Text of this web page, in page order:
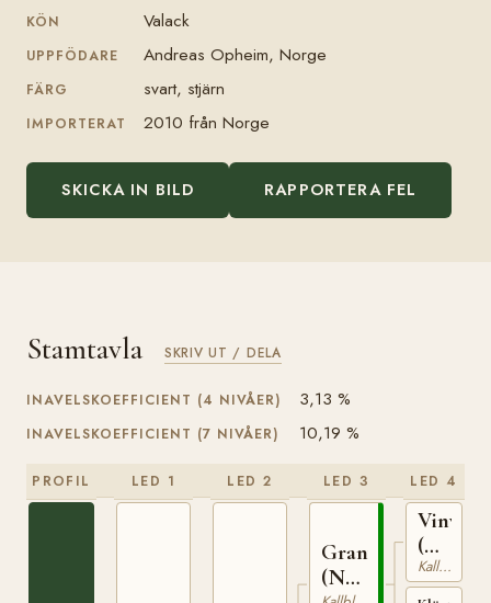
KÖN Valack
UPPFÖDARE Andreas Opheim, Norge
FÄRG svart, stjärn
IMPORTERAT 2010 från Norge
SKICKA IN BILD RAPPORTERA FEL
Stamtavla SKRIV UT / DELA
INAVELSKOEFFICIENT (4 NIVÅER) 3,13 %
INAVELSKOEFFICIENT (7 NIVÅER) 10,19 %
PROFIL LED 1 LED 2 LED 3
Granvar
(NO)
LED 4
Vinvar
(NO)
T-
230
Kallblodig Travare